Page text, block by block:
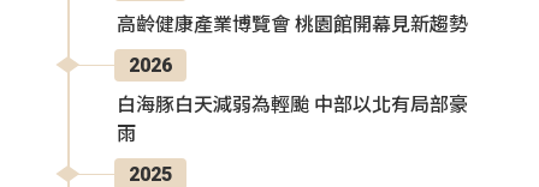
高齡健康產業博覽會 桃園館開幕見新趨勢
2026
白海豚白天減弱為輕颱 中部以北有局部豪
雨
2025